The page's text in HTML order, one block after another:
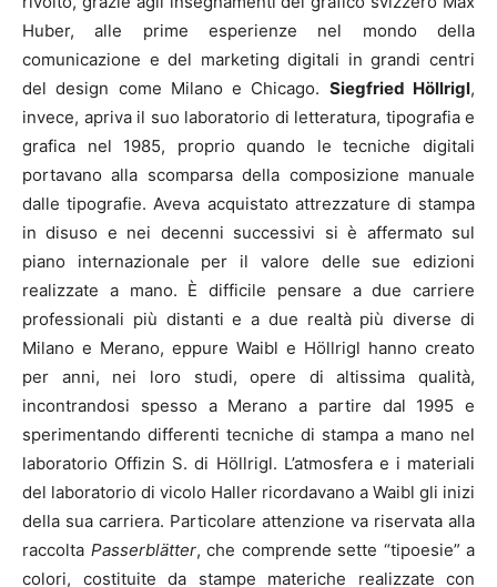
Huber, alle prime esperienze nel mondo della
comunicazione e del marketing digitali in grandi centri
del design come Milano e Chicago. Siegfried Höllrigl,
invece, apriva il suo laboratorio di letteratura, tipografia e
grafica nel 1985, proprio quando le tecniche digitali
portavano alla scomparsa della composizione manuale
dalle tipografie. Aveva acquistato attrezzature di stampa
in disuso e nei decenni successivi si è affermato sul
piano internazionale per il valore delle sue edizioni
realizzate a mano. È difficile pensare a due carriere
professionali più distanti e a due realtà più diverse di
Milano e Merano, eppure Waibl e Höllrigl hanno creato
per anni, nei loro studi, opere di altissima qualità,
incontrandosi spesso a Merano a partire dal 1995 e
sperimentando differenti tecniche di stampa a mano nel
laboratorio Offizin S. di Höllrigl. L’atmosfera e i materiali
del laboratorio di vicolo Haller ricordavano a Waibl gli inizi
della sua carriera. Particolare attenzione va riservata alla
raccolta Passerblätter, che comprende sette “tipoesie” a
colori, costituite da stampe materiche realizzate con